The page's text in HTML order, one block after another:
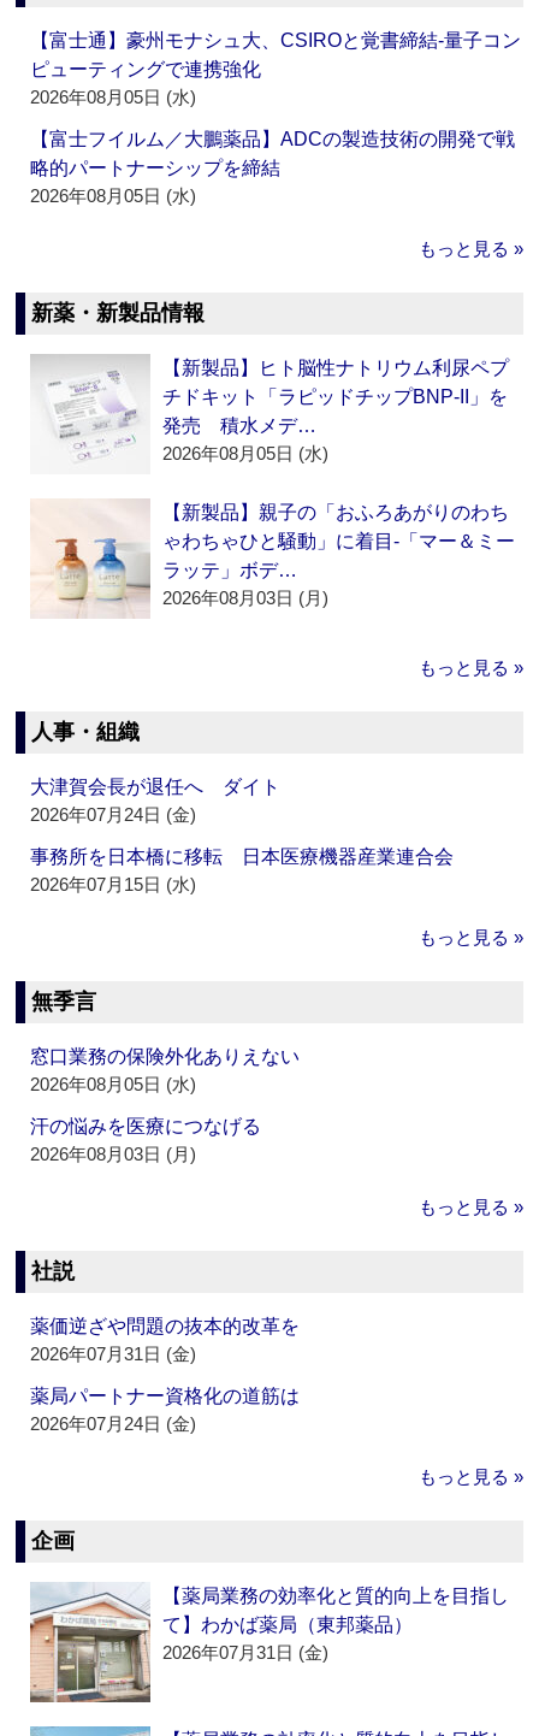
【富士通】豪州モナシュ大、CSIROと覚書締結‐量子コン
ピューティングで連携強化
2026年08月05日 (水)
【富士フイルム／大鵬薬品】ADCの製造技術の開発で戦
略的パートナーシップを締結
2026年08月05日 (水)
もっと見る »
新薬・新製品情報
【新製品】ヒト脳性ナトリウム利尿ペプ
チドキット「ラピッドチップBNP-II」を
発売 積水メデ…
2026年08月05日 (水)
【新製品】親子の「おふろあがりのわち
ゃわちゃひと騒動」に着目‐「マー＆ミー
ラッテ」ボデ…
2026年08月03日 (月)
もっと見る »
人事・組織
大津賀会長が退任へ ダイト
2026年07月24日 (金)
事務所を日本橋に移転 日本医療機器産業連合会
2026年07月15日 (水)
もっと見る »
無季言
窓口業務の保険外化ありえない
2026年08月05日 (水)
汗の悩みを医療につなげる
2026年08月03日 (月)
もっと見る »
社説
薬価逆ざや問題の抜本的改革を
2026年07月31日 (金)
薬局パートナー資格化の道筋は
2026年07月24日 (金)
もっと見る »
企画
【薬局業務の効率化と質的向上を目指し
て】わかば薬局（東邦薬品）
2026年07月31日 (金)